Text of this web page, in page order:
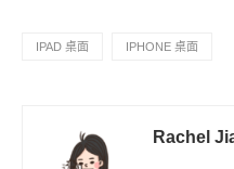
IPAD 桌面 IPHONE 桌面
Rachel